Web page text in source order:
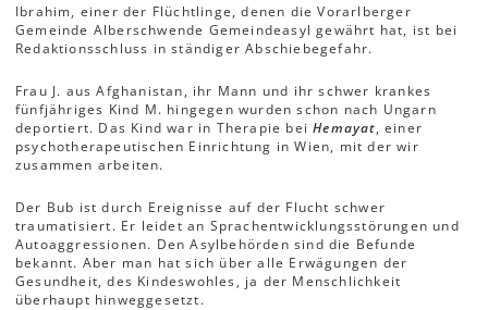
Ibrahim, einer der Flüchtlinge, denen die Vorarlberger
Gemeinde Alberschwende Gemeindeasyl gewährt hat, ist bei
Redaktionsschluss in ständiger Abschiebegefahr.
Frau J. aus Afghanistan, ihr Mann und ihr schwer krankes
fünfjähriges Kind M. hingegen wurden schon nach Ungarn
deportiert. Das Kind war in Therapie beiHemayat, einer
psychotherapeutischen Einrichtung in Wien, mit der wir
zusammen arbeiten.
Der Bub ist durch Ereignisse auf der Flucht schwer
traumatisiert. Er leidet an Sprachentwicklungsstörungen und
Autoaggressionen. Den Asylbehörden sind die Befunde
bekannt. Aber man hat sich über alle Erwägungen der
Gesundheit, des Kindeswohles, ja der Menschlichkeit
überhaupt hinweggesetzt.